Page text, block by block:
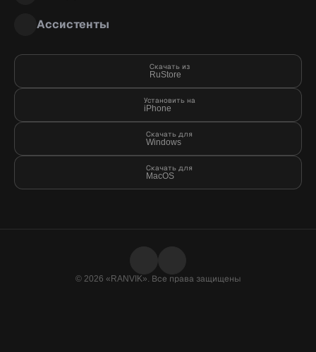
Скачать из
RuStore
Установить на
iPhone
Скачать для
Windows
Скачать для
MacOS
Ассистенты
© 2026 «RANVIK». Все права защищены